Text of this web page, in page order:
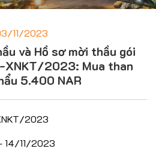
11/2023
và Hồ sơ mời thầu gói
2023: Mua than
5.400 NAR
2023
14/11/2023